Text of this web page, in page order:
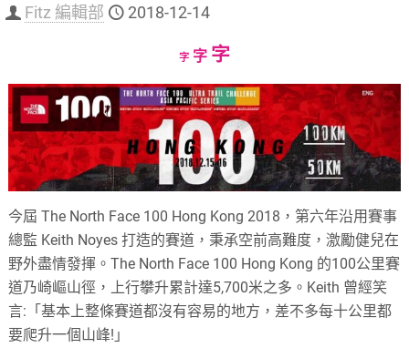
Fitz 編輯部 2018-12-14
字Decrease
size.
字Reset
size.
字Increase
size.
今屆 The North Face 100 Hong Kong 2018，第六年沿用賽事
總監 Keith Noyes 打造的賽道，秉承空前高難度，激勵健兒在
野外盡情發揮。The North Face 100 Hong Kong 的100公里賽
道乃崎嶇山徑，上行攀升累計達5,700米之多。Keith 曾經笑
言:「基本上整條賽道都沒有容易的地方，差不多每十公里都
要爬升一個山峰!」